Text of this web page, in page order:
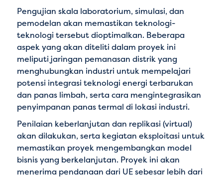
Pengujian skala laboratorium, simulasi, dan
pemodelan akan memastikan teknologi-
teknologi tersebut dioptimalkan. Beberapa
aspek yang akan diteliti dalam proyek ini
meliputi jaringan pemanasan distrik yang
menghubungkan industri untuk mempelajari
potensi integrasi teknologi energi terbarukan
dan panas limbah, serta cara mengintegrasikan
penyimpanan panas termal di lokasi industri.
Penilaian keberlanjutan dan replikasi (virtual)
akan dilakukan, serta kegiatan eksploitasi untuk
memastikan proyek mengembangkan model
bisnis yang berkelanjutan. Proyek ini akan
menerima pendanaan dari UE sebesar lebih dari